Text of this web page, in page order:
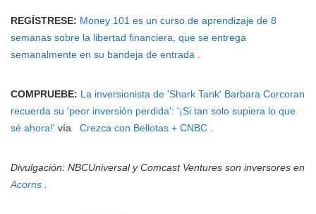
REGÍSTRESE: Money 101 es un curso de aprendizaje de 8
semanas sobre la libertad financiera, que se entrega
semanalmente en su bandeja de entrada
COMPRUEBE: La inversionista de 'Shark Tank' Barbara Corcoran
recuerda su 'peor inversión perdida': '¡Si tan solo supiera lo que
sé ahora!' vía Crezca con Bellotas + CNBC
Divulgación: NBCUniversal y Comcast Ventures son inversores en
Acorns